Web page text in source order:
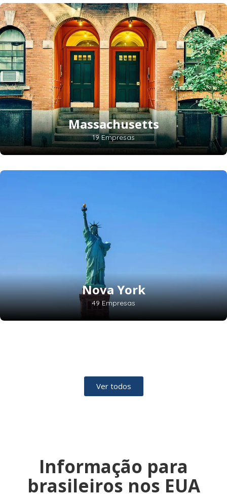
Massachusetts
19 Empresas
Nova York
49 Empresas
Ver todos
Informação para
brasileiros nos EUA